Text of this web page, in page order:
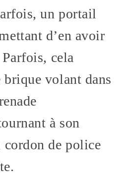
un portail
d’en avoir
cela
brique volant dans
à son
cordon de police